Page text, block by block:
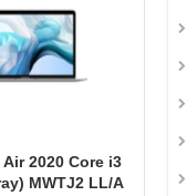
2020 Core i3
MWTJ2 LL/A